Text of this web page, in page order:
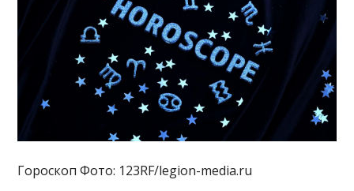
Гороскоп Фото: 123RF/legion-media.ru